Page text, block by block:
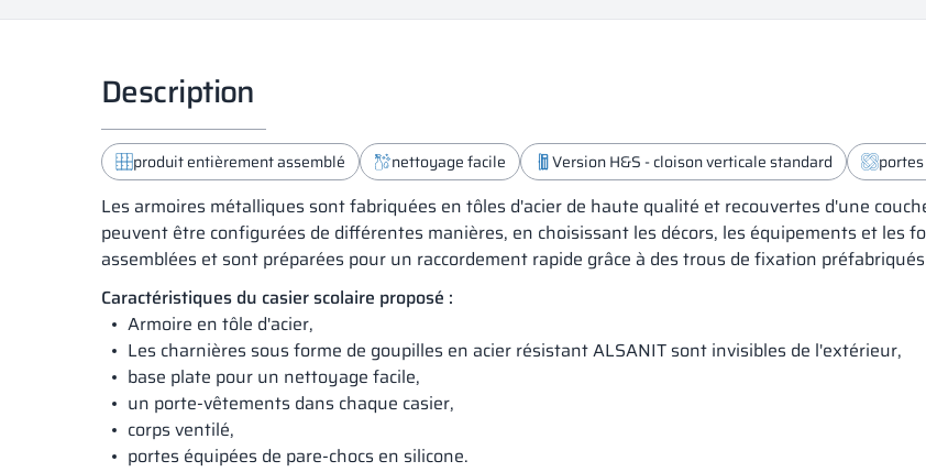
Description
produit entièrement assemblé nettoyage facile Version H&S - cloison verticale standard
Les armoires métalliques sont fabriquées en tôles d'acier de haute qualité et recouvertes d'une
peuvent être configurées de différentes manières, en choisissant les décors, les équipements et les
assemblées et sont préparées pour un raccordement rapide grâce à des trous de fixation
Caractéristiques du casier scolaire proposé :
Armoire en tôle d'acier,
Les charnières sous forme de goupilles en acier résistant ALSANIT sont invisibles de l'extérieur,
base plate pour un nettoyage facile,
un porte-vêtements dans chaque casier,
corps ventilé,
portes équipées de pare-chocs en silicone.